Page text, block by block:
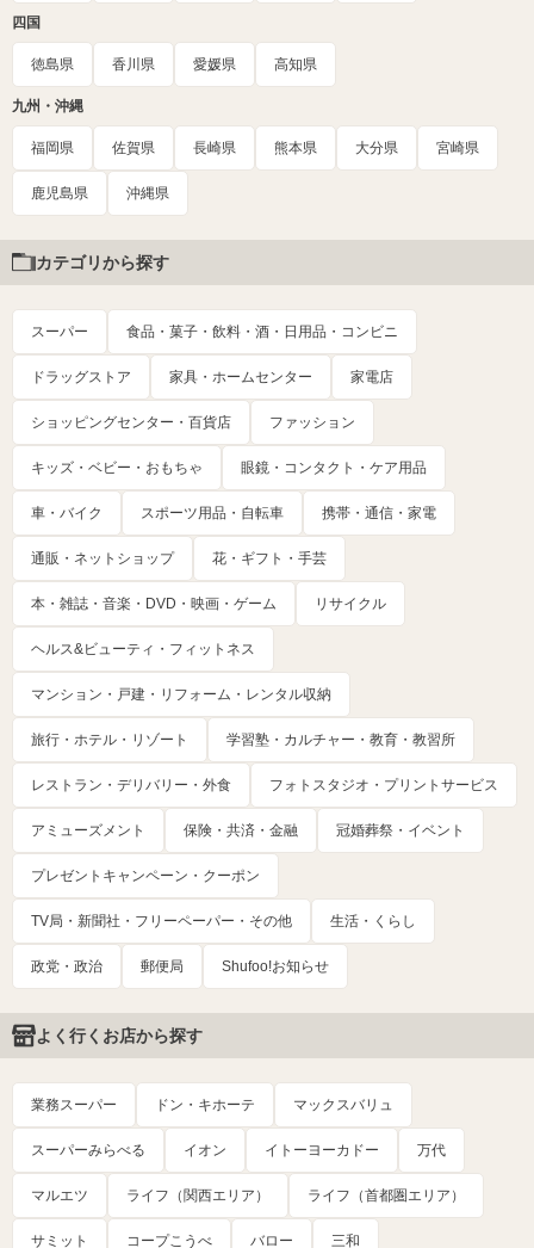
四国
徳島県 香川県 愛媛県 高知県
九州・沖縄
福岡県 佐賀県 長崎県 熊本県 大分県 宮崎県
鹿児島県 沖縄県
カテゴリから探す
スーパー 食品・菓子・飲料・酒・日用品・コンビニ
ドラッグストア 家具・ホームセンター 家電店
ショッピングセンター・百貨店 ファッション
キッズ・ベビー・おもちゃ 眼鏡・コンタクト・ケア用品
車・バイク スポーツ用品・自転車 携帯・通信・家電
通販・ネットショップ 花・ギフト・手芸
本・雑誌・音楽・DVD・映画・ゲーム リサイクル
ヘルス&ビューティ・フィットネス
マンション・戸建・リフォーム・レンタル収納
旅行・ホテル・リゾート 学習塾・カルチャー・教育・教習所
レストラン・デリバリー・外食 フォトスタジオ・プリントサービス
アミューズメント 保険・共済・金融 冠婚葬祭・イベント
プレゼントキャンペーン・クーポン
TV局・新聞社・フリーペーパー・その他 生活・くらし
政党・政治 郵便局 Shufoo!お知らせ
よく行くお店から探す
業務スーパー ドン・キホーテ マックスバリュ
スーパーみらべる イオン イトーヨーカドー 万代
マルエツ ライフ（関西エリア） ライフ（首都圏エリア）
サミット コープこうべ バロー 三和